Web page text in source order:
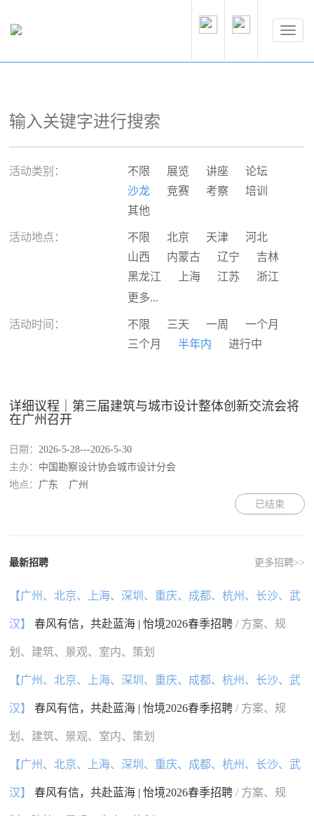
活动类别： 不限 展览 讲座
论坛
沙龙
竞赛 考察
培训
其他
活动地点： 不限 北京 天津
河北
山西
内蒙古 辽宁
吉林
黑龙江
上海 江苏
浙江
安徽
广东
广西
海南 重庆
四川
更多...
活动时间： 不限 三天 一周
一个月
三个月
半年内 进行中
详细议程｜第三届建筑与城市设计整体创新交流会将
在广州召开
日期：2026-5-28---2026-5-30
主办： 中国勘察设计协会城市设计分会
地点： 广东
广州
已结束
最新招聘 更多招聘>>
【广州、北京、上海、深圳、重庆、成都、杭州、长沙、武
汉】 春风有信，共赴蓝海 | 怡境2026春季招聘/ 方案、规
划、建筑、景观、室内、策划
【广州、北京、上海、深圳、重庆、成都、杭州、长沙、武
汉】 春风有信，共赴蓝海 | 怡境2026春季招聘/ 方案、规
划、建筑、景观、室内、策划
【广州、北京、上海、深圳、重庆、成都、杭州、长沙、武
汉】 春风有信，共赴蓝海 | 怡境2026春季招聘/ 方案、规